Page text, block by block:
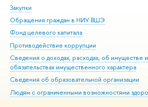
Закупки
Обращения граждан в НИУ ВШЭ
Фонд целевого капитала
Противодействие коррупции
Сведения о доходах, расходах, об имуществе и
обязательствах имущественного характера
Сведения об образовательной организации
Людям с ограниченными возможностями